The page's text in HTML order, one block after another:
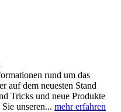
rund um das
auf dem neuesten Stand
Tricks und neue Produkte
unseren... mehr erfahren